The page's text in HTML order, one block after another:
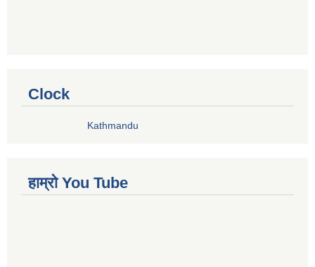
Clock
Kathmandu
हाम्रो You Tube